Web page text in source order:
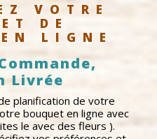
VOTRE
DE
LIGNE
Livrée
planification de votre
bouquet en ligne avec
le avec des fleurs ).